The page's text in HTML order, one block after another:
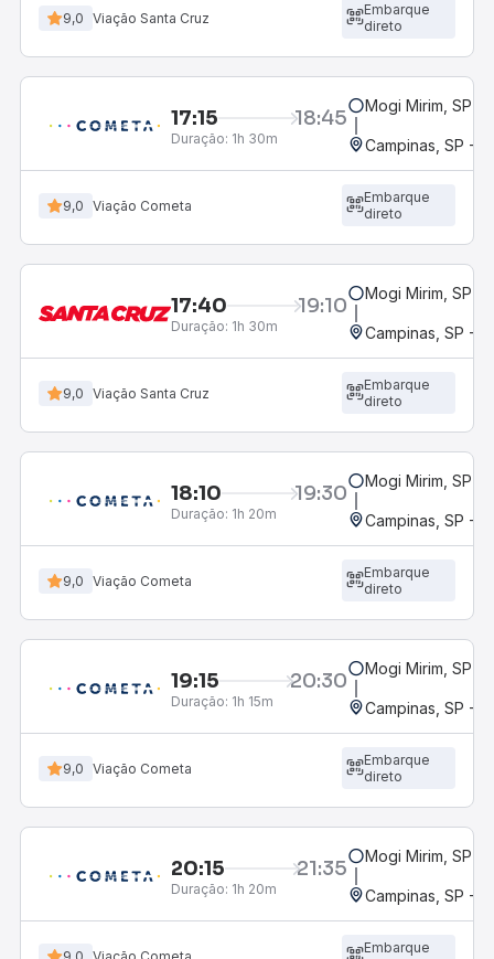
9,0 Viação Santa Cruz
Embarque
direto
17:15 18:45
Duração: 1h 30m
Mogi Mirim, SP
Campinas, SP -
9,0 Viação Cometa
Embarque
direto
17:40 19:10
Duração: 1h 30m
Mogi Mirim, SP
Campinas, SP -
9,0 Viação Santa Cruz
Embarque
direto
18:10 19:30
Duração: 1h 20m
Mogi Mirim, SP
Campinas, SP -
9,0 Viação Cometa
Embarque
direto
19:15 20:30
Duração: 1h 15m
Mogi Mirim, SP
Campinas, SP -
9,0 Viação Cometa
Embarque
direto
20:15 21:35
Duração: 1h 20m
Mogi Mirim, SP
Campinas, SP -
9,0 Viação Cometa
Embarque